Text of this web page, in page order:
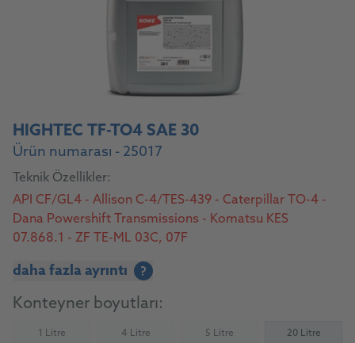
HIGHTEC TF-TO4 SAE 30
Ürün numarası - 25017
Teknik Özellikler:
API CF/GL4 - Allison C-4/TES-439 - Caterpillar TO-4 -
Dana Powershift Transmissions - Komatsu KES
07.868.1 - ZF TE-ML 03C, 07F
daha fazla ayrıntı ?
Konteyner boyutları:
1 Litre(Not available) 4 Litre(Not available) 5 Litre(Not available) 20 Litre